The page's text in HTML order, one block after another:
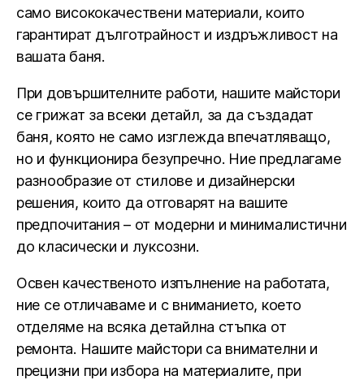
само висококачествени материали, които
гарантират дълготрайност и издръжливост на
вашата баня.
При довършителните работи, нашите майстори
се грижат за всеки детайл, за да създадат
баня, която не само изглежда впечатляващо,
но и функционира безупречно. Ние предлагаме
разнообразие от стилове и дизайнерски
решения, които да отговарят на вашите
предпочитания – от модерни и минималистични
до класически и луксозни.
Освен качественото изпълнение на работата,
ние се отличаваме и с вниманието, което
отделяме на всяка детайлна стъпка от
ремонта. Нашите майстори са внимателни и
прецизни при избора на материалите, при